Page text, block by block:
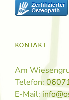
KONTAKT
Am
Telefon:
E-Mail: